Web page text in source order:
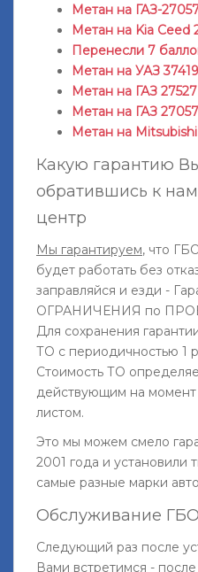
Метан на ГАЗ-
Метан на Kia Ceed
Перенесли 7
Метан на УАЗ
Метан на ГАЗ 27527
Метан на ГАЗ
Метан на
Какую гарантию
обратившись к
центр
Мы гарантируем, что
будет работать без
заправляйся и езди -
ОГРАНИЧЕНИЯ по
Для сохранения
ТО с периодичностью 1
Стоимость ТО
действующим на
листом.
Это мы можем смело
2001 года и установили
самые разные марки
Обслуживание ГБО
Следующий раз после
Вами встретимся -